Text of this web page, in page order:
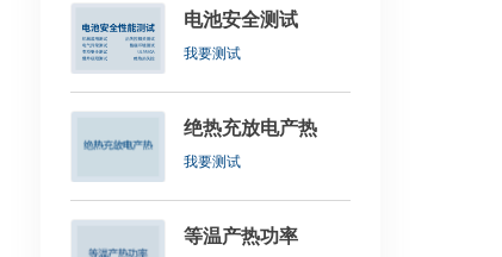
电池安全测试
我要测试
绝热充放电产热
我要测试
等温产热功率